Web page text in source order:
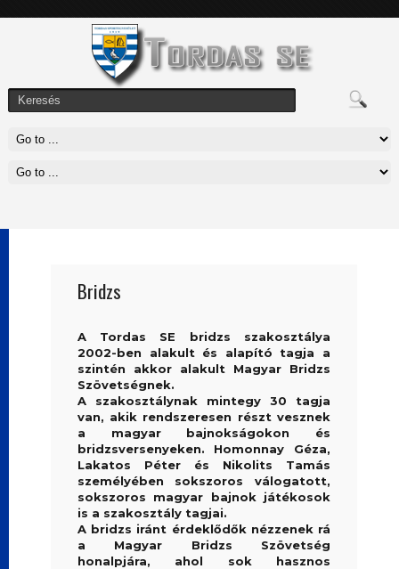
Bridzs
A Tordas SE bridzs szakosztálya
2002-ben alakult és alapító tagja a
szintén akkor alakult Magyar Bridzs
Szövetségnek.
A szakosztálynak mintegy 30 tagja
van, akik rendszeresen részt vesznek
a magyar bajnokságokon és
bridzsversenyeken. Homonnay Géza,
Lakatos Péter és Nikolits Tamás
személyében sokszoros válogatott,
sokszoros magyar bajnok játékosok
is a szakosztály tagjai.
A bridzs iránt érdeklődők nézzenek rá
a Magyar Bridzs Szövetség
honalpjára, ahol sok hasznos